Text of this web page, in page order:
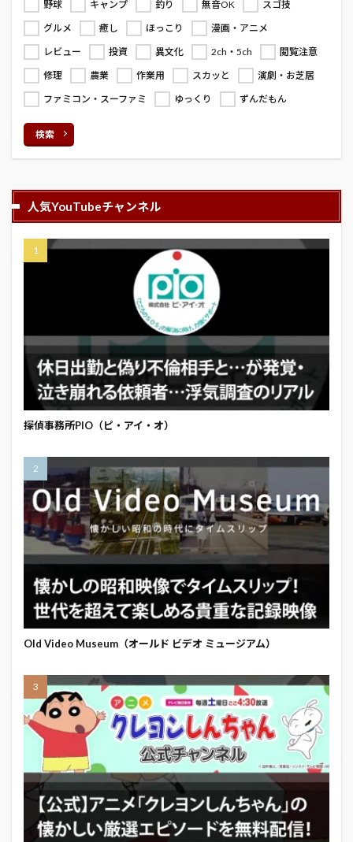
野球 キャンプ 釣り 無音OK
スゴ技
グルメ
癒し ほっこり
漫画・アニメ
レビュー
投資 異文化 2ch・5ch
閲覧注意
修理
農業 作業用 スカッと
演劇・お芝居
ファミコン・スーファミ
ゆっくり ずんだもん
検索
人気YouTubeチャンネル
探偵事務所PIO（ピ・アイ・オ）
Old Video Museum（オールド ビデオ ミュージアム）